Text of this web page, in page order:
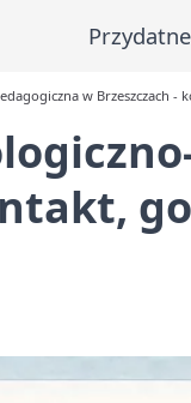
Przydatne
w Brzeszczach -